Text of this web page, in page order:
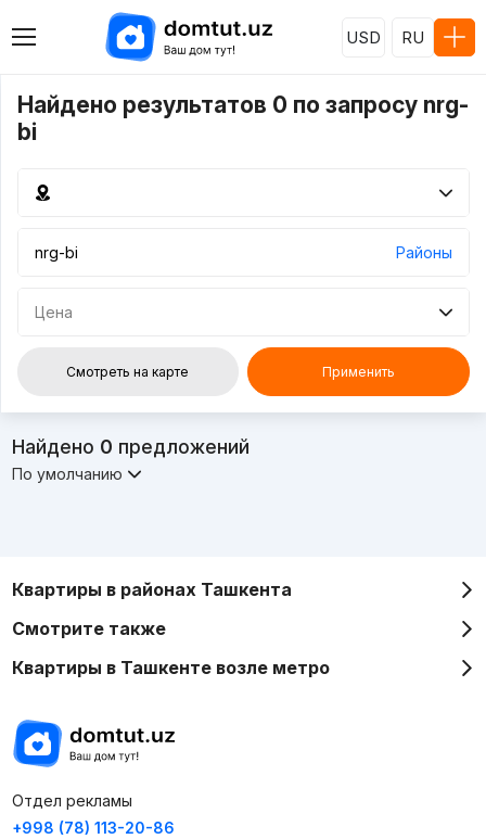
USD RU
Найдено результатов 0 по запросу nrg-
bi
Районы
Цена
Смотреть на карте Применить
Найдено 0 предложений
По умолчанию
Квартиры в районах Ташкента
Смотрите также
Квартиры в Ташкенте возле метро
Отдел рекламы
+998 (78) 113-20-86